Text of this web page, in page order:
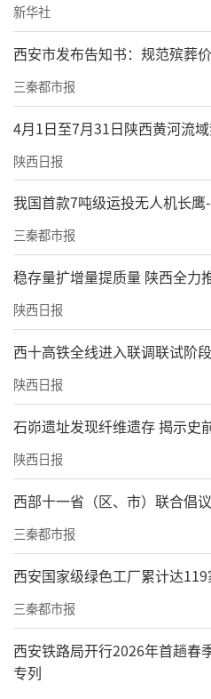
新华社
西安市发布告知书：规范殡葬
三秦都市报
4月1日至7月31日陕西黄河流
陕西日报
我国首款7吨级运投无人机长鹰
三秦都市报
稳存量扩增量提质量 陕西全力
陕西日报
西十高铁全线进入联调联试阶段
陕西日报
石峁遗址发现纤维遗存 揭示史
陕西日报
西部十一省（区、市）联合倡
三秦都市报
西安国家级绿色工厂累计达119
三秦都市报
西安铁路局开行2026年首趟春
专列